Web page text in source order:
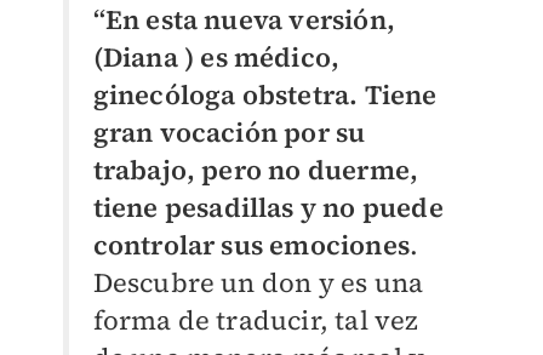
“En esta nueva versión,
(Diana ) es médico,
ginecóloga obstetra. Tiene
gran vocación por su
trabajo, pero no duerme,
tiene pesadillas y no puede
controlar sus emociones.
Descubre un don y es una
forma de traducir, tal vez